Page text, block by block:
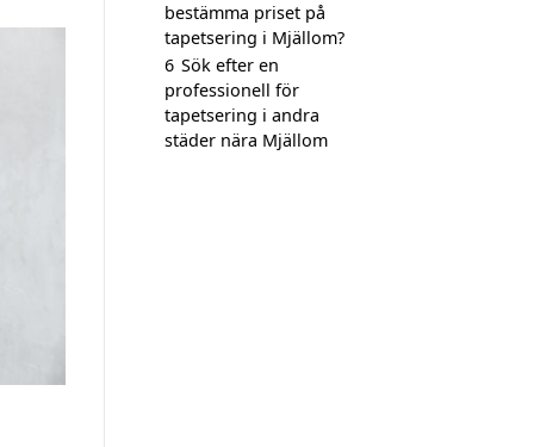
bestämma priset på
tapetsering i Mjällom?
6 Sök efter en
professionell för
tapetsering i andra
städer nära Mjällom